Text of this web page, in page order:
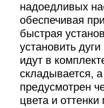
надоедливых
обеспечивая
быстрая
установить
идут в
складывается,
предусмотрен
цвета и